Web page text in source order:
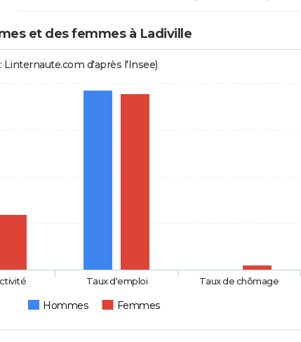
et des femmes à Ladiville
Linternaute.com d'après l'Insee)
Hommes Femmes
Taux d'emploi Taux de chômage